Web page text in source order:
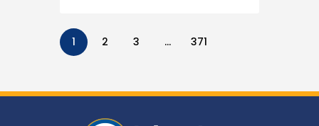
1 2 3 … 371